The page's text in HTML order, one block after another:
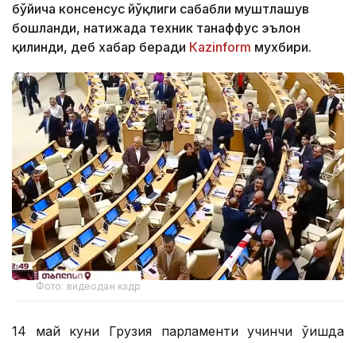
бўйича консенсус йўқлиги сабабли муштлашув
бошланди, натижада техник танаффус эълон
қилинди, деб хабар беради Кazinform мухбири.
Фото: видеодан кадр
14 май куни Грузия парламенти учинчи ўқишда